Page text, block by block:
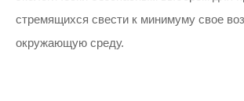
стремящихся свести к минимуму свое
окружающую среду.